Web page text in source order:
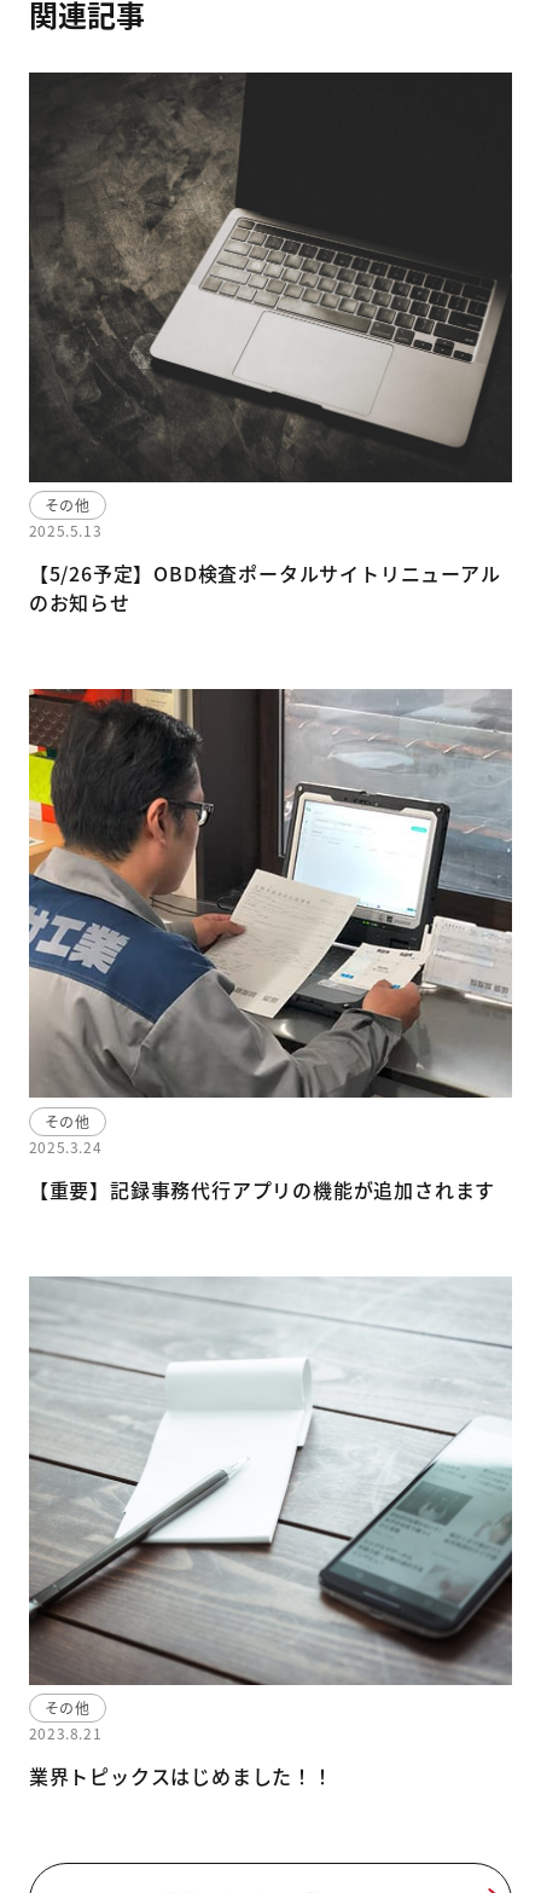
関連記事
その他
2025.5.13
【5/26予定】OBD検査ポータルサイトリニューアル
のお知らせ
その他
2025.3.24
【重要】記録事務代行アプリの機能が追加されます
その他
2023.8.21
業界トピックスはじめました！！